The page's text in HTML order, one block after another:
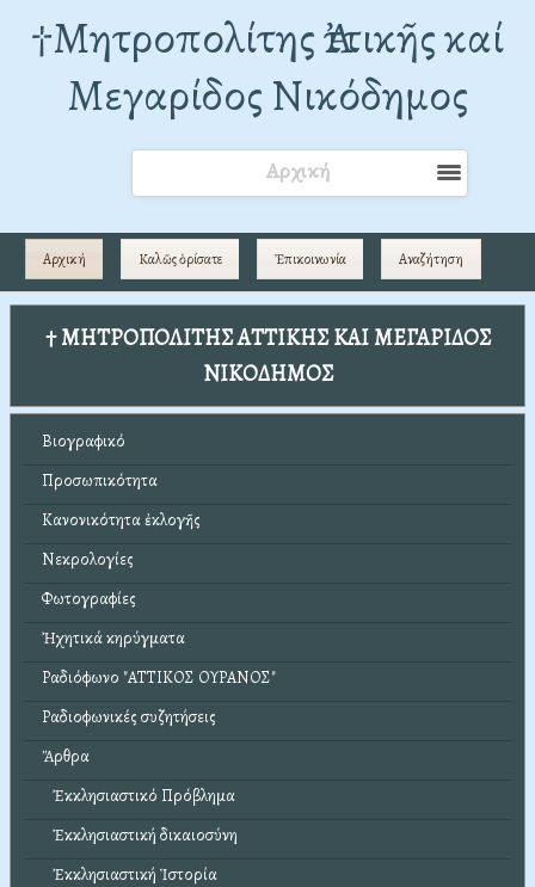
†Mητροπολίτης Ἀττικῆς καί
Μεγαρίδος Νικόδημος
Αρχική
Αρχική Καλῶς ὁρίσατε Ἐπικοινωνία Αναζήτηση
† ΜΗΤΡΟΠΟΛΙΤΗΣ ΑΤΤΙΚΗΣ ΚΑΙ ΜΕΓΑΡΙΔΟΣ
ΝΙΚΟΔΗΜΟΣ
Βιογραφικό
Προσωπικότητα
Κανονικότητα ἐκλογῆς
Νεκρολογίες
Φωτογραφίες
Ἠχητικά κηρύγματα
Ραδιόφωνο "ΑΤΤΙΚΟΣ ΟΥΡΑΝΟΣ"
Ραδιοφωνικές συζητήσεις
Ἄρθρα
Ἐκκλησιαστικό Πρόβλημα
Ἐκκλησιαστική δικαιοσύνη
Ἐκκλησιαστική Ἱστορία